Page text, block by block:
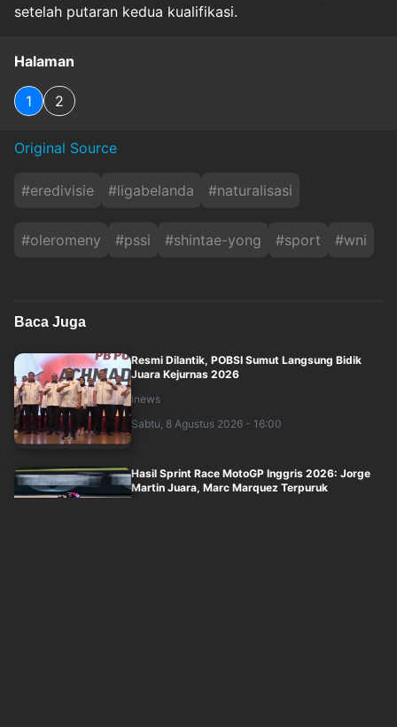
setelah putaran kedua kualifikasi.
Halaman
1 2
Original Source
#eredivisie #ligabelanda #naturalisasi
#oleromeny #pssi #shintae-yong #sport #wni
Baca Juga
Resmi Dilantik, POBSI Sumut Langsung Bidik
Juara Kejurnas 2026
inews
Sabtu, 8 Agustus 2026 - 16:00
Hasil Sprint Race MotoGP Inggris 2026: Jorge
Martin Juara, Marc Marquez Terpuruk